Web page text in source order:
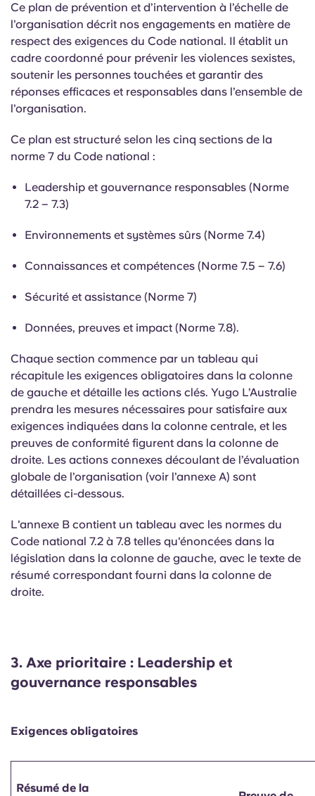
Ce plan de prévention et d’intervention à l’échelle de
l’organisation décrit nos engagements en matière de
respect des exigences du Code national. Il établit un
cadre coordonné pour prévenir les violences sexistes,
soutenir les personnes touchées et garantir des
réponses efficaces et responsables dans l’ensemble de
l’organisation.
Ce plan est structuré selon les cinq sections de la
norme 7 du Code national :
Leadership et gouvernance responsables (Norme
7.2 – 7.3)
Environnements et systèmes sûrs (Norme 7.4)
Connaissances et compétences (Norme 7.5 – 7.6)
Sécurité et assistance (Norme 7)
Données, preuves et impact (Norme 7.8).
Chaque section commence par un tableau qui
récapitule les exigences obligatoires dans la colonne
de gauche et détaille les actions clés. Yugo L’Australie
prendra les mesures nécessaires pour satisfaire aux
exigences indiquées dans la colonne centrale, et les
preuves de conformité figurent dans la colonne de
droite. Les actions connexes découlant de l’évaluation
globale de l’organisation (voir l’annexe A) sont
détaillées ci-dessous.
L'annexe B contient un tableau avec les normes du
Code national 7.2 à 7.8 telles qu'énoncées dans la
législation dans la colonne de gauche, avec le texte de
résumé correspondant fourni dans la colonne de
droite.
3. Axe prioritaire : Leadership et
gouvernance responsables
Exigences obligatoires
Résumé de la